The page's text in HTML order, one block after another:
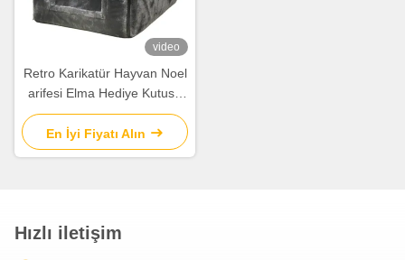
video
Retro Karikatür Hayvan Noel
arifesi Elma Hediye Kutusu
Noel Hediye Küçük Hediye
Ornament Tote Bag Paket
Kutusu
En İyi Fiyatı Alın
Hızlı iletişim